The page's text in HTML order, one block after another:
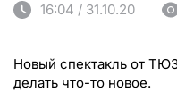
16:04 / 31.10.20
Новый спектакль от
делать что-то новое.